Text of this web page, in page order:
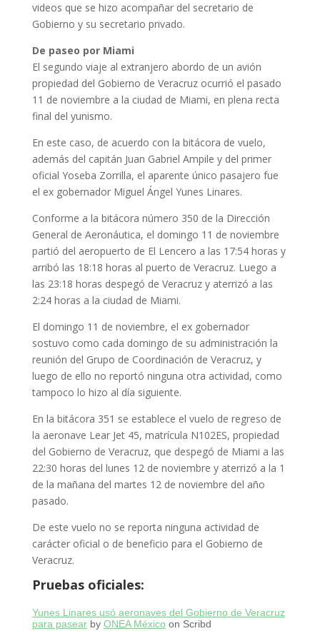
videos que se hizo acompañar del secretario de
Gobierno y su secretario privado.
De paseo por Miami
El segundo viaje al extranjero abordo de un avión
propiedad del Gobierno de Veracruz ocurrió el pasado
11 de noviembre a la ciudad de Miami, en plena recta
final del yunismo.
En este caso, de acuerdo con la bitácora de vuelo,
además del capitán Juan Gabriel Ampile y del primer
oficial Yoseba Zorrilla, el aparente único pasajero fue
el ex gobernador Miguel Ángel Yunes Linares.
Conforme a la bitácora número 350 de la Dirección
General de Aeronáutica, el domingo 11 de noviembre
partió del aeropuerto de El Lencero a las 17:54 horas y
arribó las 18:18 horas al puerto de Veracruz. Luego a
las 23:18 horas despegó de Veracruz y aterrizó a las
2:24 horas a la ciudad de Miami.
El domingo 11 de noviembre, el ex gobernador
sostuvo como cada domingo de su administración la
reunión del Grupo de Coordinación de Veracruz, y
luego de ello no reportó ninguna otra actividad, como
tampoco lo hizo al día siguiente.
En la bitácora 351 se establece el vuelo de regreso de
la aeronave Lear Jet 45, matrícula N102ES, propiedad
del Gobierno de Veracruz, que despegó de Miami a las
22:30 horas del lunes 12 de noviembre y aterrizó a la 1
de la mañana del martes 12 de noviembre del año
pasado.
De este vuelo no se reporta ninguna actividad de
carácter oficial o de beneficio para el Gobierno de
Veracruz.
Pruebas oficiales:
Yunes Linares usó aeronaves del Gobierno de Veracruz
para pasearby ONEA México on Scribd